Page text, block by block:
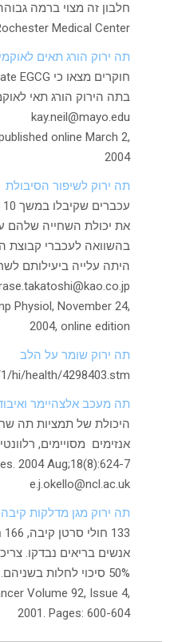
חלבון זה מצוי ברמה
Medical Center
תה ירוק הורג תאים
בתה הירוק הורג תאי
kay.neil@mayo.edu
online March 2,
2004
תה ירוק לשיפור הסיבולת
את יכולת השחייה שלהם
בהשוואה לעכברי קבוצת
היתה עלייה ביעילותם
Physiol, November 24,
2004, online edition
תה ירוק שומר על הלב
hi/health/4298403.stm
תה מעכב אלצהיימר ואיבוד
היכולת של תמציות תה
אנזימים מסויימים,
2004 Aug;18(8):624-7
e.j.okello@ncl.ac.uk
תה ירוק מגן מדלקות
אנשים בריאים נבדקו.
50% סיכוי לחלות בשניהם.
Volume 92, Issue 4,
2001. Pages: 600-604